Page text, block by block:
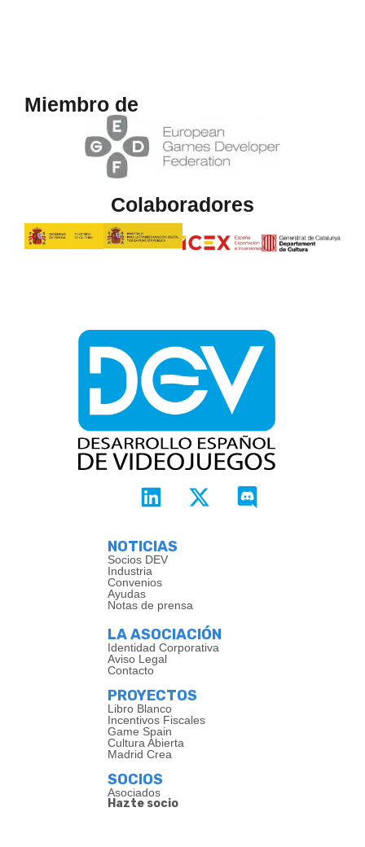
Miembro de
Colaboradores
NOTICIAS
Socios DEV
Industria
Convenios
Ayudas
Notas de prensa
LA ASOCIACIÓN
Identidad Corporativa
Aviso Legal
Contacto
PROYECTOS
Libro Blanco
Incentivos Fiscales
Game Spain
Cultura Abierta
Madrid Crea
SOCIOS
Asociados
Hazte socio